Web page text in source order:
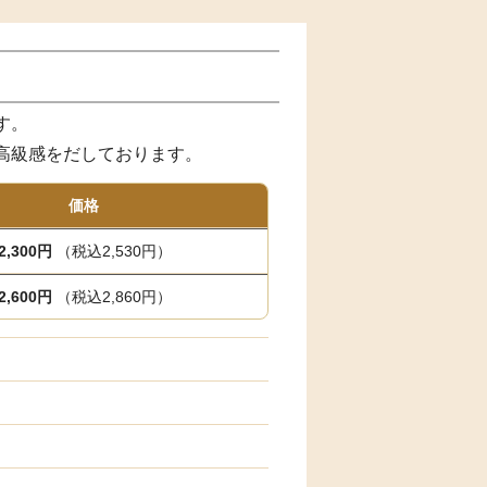
感をだしております。
価格
円 （税込2,530円）
円 （税込2,860円）